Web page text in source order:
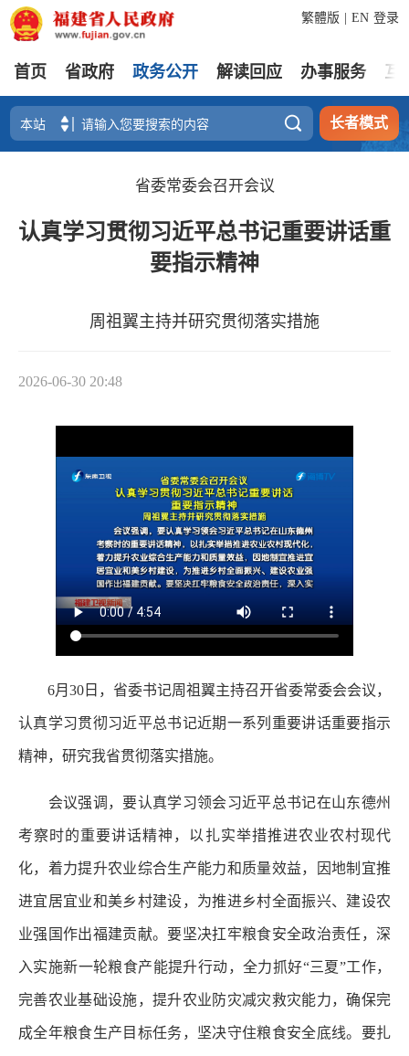
登录
繁體版 EN
首页 省政府 政务公开 解读回应 办事服务 互
 长者模式
省委常委会召开会议
认真学习贯彻习近平总书记重要讲话重
要指示精神
周祖翼主持并研究贯彻落实措施
2026-06-30 20:48
6月30日，省委书记周祖翼主持召开省委常委会会议，
认真学习贯彻习近平总书记近期一系列重要讲话重要指示
精神，研究我省贯彻落实措施。
会议强调，要认真学习领会习近平总书记在山东德州
考察时的重要讲话精神，以扎实举措推进农业农村现代
化，着力提升农业综合生产能力和质量效益，因地制宜推
进宜居宜业和美乡村建设，为推进乡村全面振兴、建设农
业强国作出福建贡献。要坚决扛牢粮食安全政治责任，深
入实施新一轮粮食产能提升行动，全力抓好“三夏”工作，
完善农业基础设施，提升农业防灾减灾救灾能力，确保完
成全年粮食生产目标任务，坚决守住粮食安全底线。要扎